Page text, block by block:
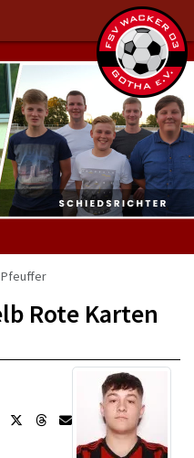
Pfeuffer
Rote Karten